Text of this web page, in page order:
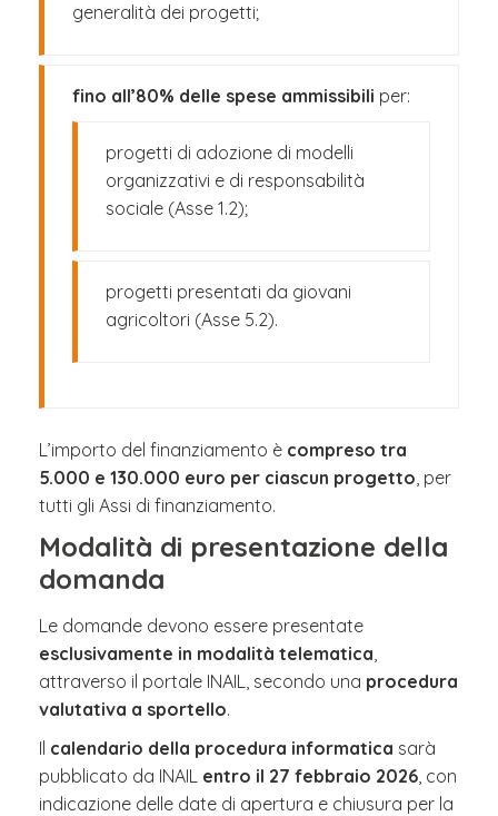
generalità dei progetti;
fino all’80% delle spese ammissibili per:
progetti di adozione di modelli
organizzativi e di responsabilità
sociale (Asse 1.2);
progetti presentati da giovani
agricoltori (Asse 5.2).
L’importo del finanziamento è compreso tra
5.000 e 130.000 euro per ciascun progetto, per
tutti gli Assi di finanziamento.
Modalità di presentazione della
domanda
Le domande devono essere presentate
esclusivamente in modalità telematica,
attraverso il portale INAIL, secondo una procedura
valutativa a sportello.
Il calendario della procedura informatica sarà
pubblicato da INAIL entro il 27 febbraio 2026, con
indicazione delle date di apertura e chiusura per la